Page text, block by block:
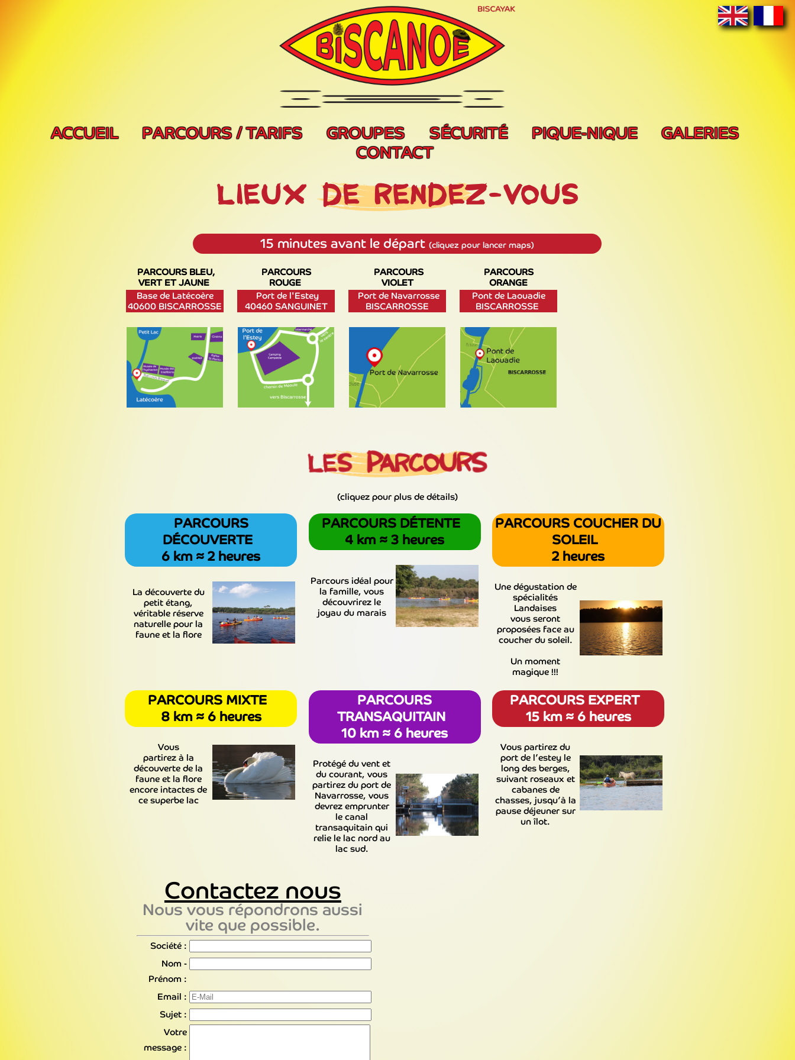
15 minutes avant le départ(cliquez pour lancer maps)
PARCOURS BLEU,
VERT ET JAUNE
Base de Latécoère
40600 BISCARROSSE
PARCOURS
ROUGE
Port de l'Estey
40460 SANGUINET
PARCOURS
VIOLET
Port de Navarrosse
BISCARROSSE
PARCOURS
ORANGE
Pont de Laouadie
BISCARROSSE
(cliquez pour plus de détails)
PARCOURS
DÉCOUVERTE
6 km ≈ 2 heures
La découverte du
petit étang,
véritable réserve
naturelle pour la
faune et la flore
PARCOURS DÉTENTE
4 km ≈ 3 heures
Parcours idéal pour
la famille, vous
découvrirez le
joyau du marais
PARCOURS COUCHER DU
SOLEIL
2 heures
Une dégustation de
spécialités
Landaises
vous seront
proposées face au
coucher du soleil.
Un moment
magique !!!
PARCOURS MIXTE
8 km ≈ 6 heures
Vous
partirez à la
découverte de la
faune et la flore
encore intactes de
ce superbe lac
PARCOURS
TRANSAQUITAIN
10 km ≈ 6 heures
Protégé du vent et
du courant, vous
partirez du port de
Navarrosse, vous
devrez emprunter
le canal
transaquitain qui
relie le lac nord au
lac sud.
PARCOURS EXPERT
15 km ≈ 6 heures
Vous partirez du
port de l’estey le
long des berges,
suivant roseaux et
cabanes de
chasses, jusqu’à la
pause déjeuner sur
un îlot.
Contactez nous
Nous vous répondrons aussi
vite que possible.
Société :
Nom -
Prénom :
Email :
Sujet :
Votre
message :
ACCUEIL PARCOURS / TARIFS GROUPES SÉCURITÉ PIQUE-NIQUE
GALERIES
CONTACT